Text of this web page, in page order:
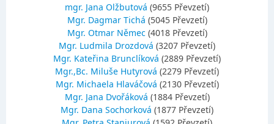
mgr. Jana Olžbutová (9655 Převzetí)
Mgr. Dagmar Tichá (5045 Převzetí)
Mgr. Otmar Němec (4018 Převzetí)
Mgr. Ludmila Drozdová (3207 Převzetí)
Mgr. Kateřina Brunclíková (2889 Převzetí)
Mgr.,Bc. Miluše Hutyrová (2279 Převzetí)
Mgr. Michaela Hlaváčová (2130 Převzetí)
Mgr. Jana Dvořáková (1884 Převzetí)
Mgr. Dana Sochorková (1877 Převzetí)